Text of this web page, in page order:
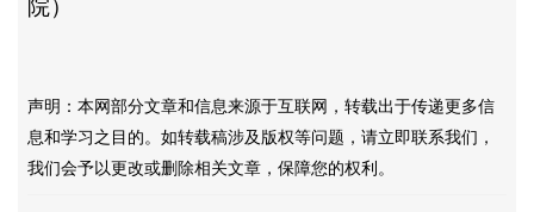
院）
声明：本网部分文章和信息来源于互联网，转载出于传递更多信
息和学习之目的。如转载稿涉及版权等问题，请立即联系我们，
我们会予以更改或删除相关文章，保障您的权利。